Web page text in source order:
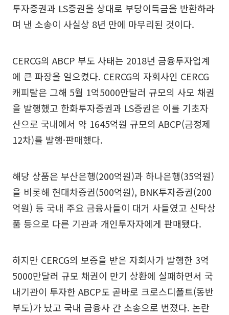
투자증권과 LS증권을 상대로 부당이득금을 반환하라
며 낸 소송이 사실상 8년 만에 마무리된 것이다.
CERCG의 ABCP 부도 사태는 2018년 금융투자업계
에 큰 파장을 일으켰다. CERCG의 자회사인 CERCG
캐피탈은 그해 5월 1억5000만달러 규모의 사모 채권
을 발행했고 한화투자증권과 LS증권은 이를 기초자
산으로 국내에서 약 1645억원 규모의 ABCP(금정제
12차)를 발행·판매했다.
해당 상품은 부산은행(200억원)과 하나은행(35억원)
을 비롯해 현대차증권(500억원), BNK투자증권(200
억원) 등 국내 주요 금융사들이 대거 사들였고 신탁상
품 등으로 다른 기관과 개인투자자에게 판매됐다.
하지만 CERCG의 보증을 받은 자회사가 발행한 3억
5000만달러 규모 채권이 만기 상환에 실패하면서 국
내기관이 투자한 ABCP도 곧바로 크로스디폴트(동반
부도)가 났고 국내 금융사 간 소송으로 번졌다. 논란